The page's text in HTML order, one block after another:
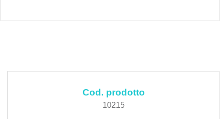
Cod. prodotto
10215